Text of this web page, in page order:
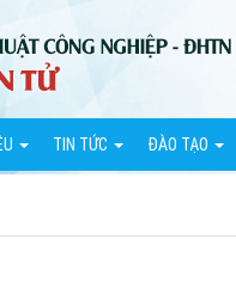
TIN TỨC ĐÀO TẠO